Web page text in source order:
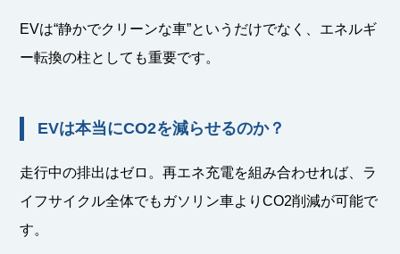
EVは“静かでクリーンな車”というだけでなく、エネルギ
ー転換の柱としても重要です。
EVは本当にCO2を減らせるのか？
走行中の排出はゼロ。再エネ充電を組み合わせれば、ラ
イフサイクル全体でもガソリン車よりCO2削減が可能で
す。